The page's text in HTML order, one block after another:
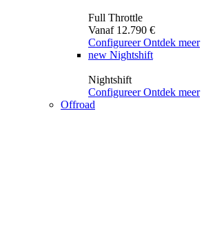
Full Throttle
Vanaf 12.790 €
Configureer Ontdek meer
new Nightshift
Nightshift
Configureer Ontdek meer
Offroad